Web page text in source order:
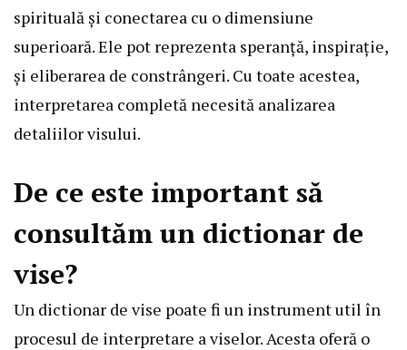
spirituală și conectarea cu o dimensiune
superioară. Ele pot reprezenta speranță, inspirație,
și eliberarea de constrângeri. Cu toate acestea,
interpretarea completă necesită analizarea
detaliilor visului.
De ce este important să
consultăm un dictionar de
vise?
Un dictionar de vise poate fi un instrument util în
procesul de interpretare a viselor. Acesta oferă o